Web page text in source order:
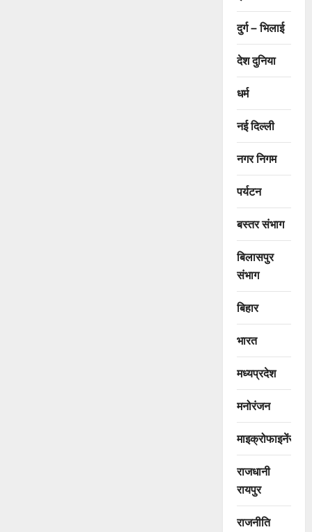
दुर्ग – भिलाई
देश दुनिया
धर्म
नई दिल्ली
नगर निगम
पर्यटन
बस्तर संभाग
बिलासपुर
संभाग
बिहार
भारत
मध्यप्रदेश
मनोरंजन
माइक्रोफाइनेंस
राजधानी
रायपुर
राजनीति